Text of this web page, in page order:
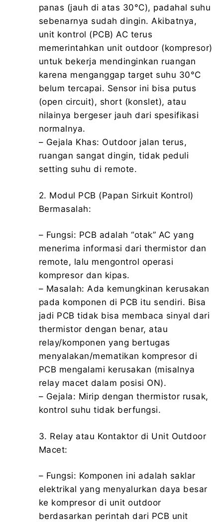
panas (jauh di atas 30°C), padahal suhu
sebenarnya sudah dingin. Akibatnya,
unit kontrol (PCB) AC terus
memerintahkan unit outdoor (kompresor)
untuk bekerja mendinginkan ruangan
karena menganggap target suhu 30°C
belum tercapai. Sensor ini bisa putus
(open circuit), short (konslet), atau
nilainya bergeser jauh dari spesifikasi
normalnya.
– Gejala Khas: Outdoor jalan terus,
ruangan sangat dingin, tidak peduli
setting suhu di remote.
2. Modul PCB (Papan Sirkuit Kontrol)
Bermasalah:
– Fungsi: PCB adalah “otak” AC yang
menerima informasi dari thermistor dan
remote, lalu mengontrol operasi
kompresor dan kipas.
– Masalah: Ada kemungkinan kerusakan
pada komponen di PCB itu sendiri. Bisa
jadi PCB tidak bisa membaca sinyal dari
thermistor dengan benar, atau
relay/komponen yang bertugas
menyalakan/mematikan kompresor di
PCB mengalami kerusakan (misalnya
relay macet dalam posisi ON).
– Gejala: Mirip dengan thermistor rusak,
kontrol suhu tidak berfungsi.
3. Relay atau Kontaktor di Unit Outdoor
Macet:
– Fungsi: Komponen ini adalah saklar
elektrikal yang menyalurkan daya besar
ke kompresor di unit outdoor
berdasarkan perintah dari PCB unit